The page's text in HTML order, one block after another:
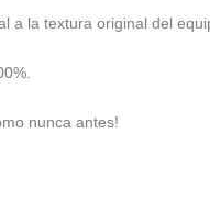
a la textura original del
nunca antes!